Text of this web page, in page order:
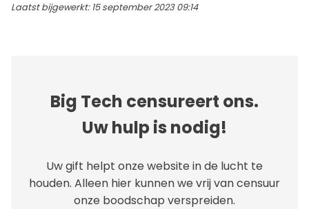
Laatst bijgewerkt: 15 september 2023 09:14
Big Tech censureert ons.
Uw hulp is nodig!
Uw gift helpt onze website in de lucht te
houden. Alleen hier kunnen we vrij van censuur
onze boodschap verspreiden.